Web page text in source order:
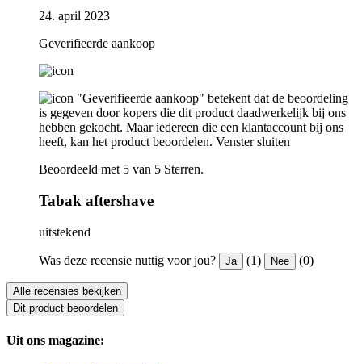
24. april 2023
Geverifieerde aankoop
"Geverifieerde aankoop" betekent dat de beoordeling
is gegeven door kopers die dit product daadwerkelijk bij ons
hebben gekocht. Maar iedereen die een klantaccount bij ons
heeft, kan het product beoordelen. Venster sluiten
Beoordeeld met 5 van 5 Sterren.
Tabak aftershave
uitstekend
Was deze recensie nuttig voor jou? Ja (1) Nee (0)
Alle recensies bekijken
Dit product beoordelen
Uit ons magazine: